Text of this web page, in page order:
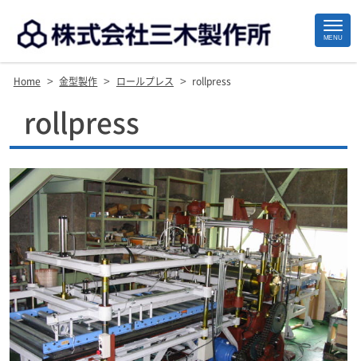
MENU
Home > 金型製作 > ロールプレス > rollpress
rollpress
Site
Footer